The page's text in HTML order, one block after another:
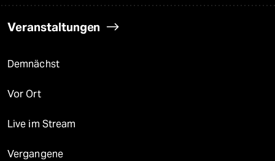
Veranstaltungen
Demnächst
Vor Ort
Live im Stream
Vergangene